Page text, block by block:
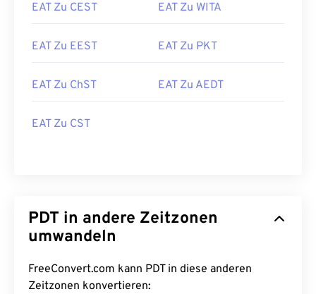
EAT Zu CEST EAT Zu WITA
EAT Zu EEST EAT Zu PKT
EAT Zu ChST EAT Zu AEDT
EAT Zu CST
PDT in andere Zeitzonen
umwandeln
FreeConvert.com kann PDT in diese anderen
Zeitzonen konvertieren: